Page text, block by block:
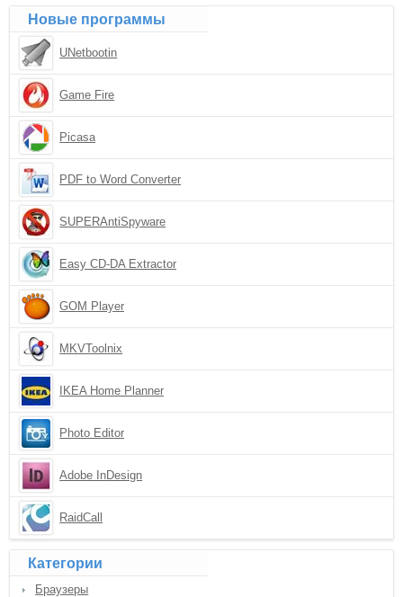
Новые программы
UNetbootin
Game Fire
Picasa
PDF to Word Converter
SUPERAntiSpyware
Easy CD-DA Extractor
GOM Player
MKVToolnix
IKEA Home Planner
Photo Editor
Adobe InDesign
RaidCall
Категории
Браузеры